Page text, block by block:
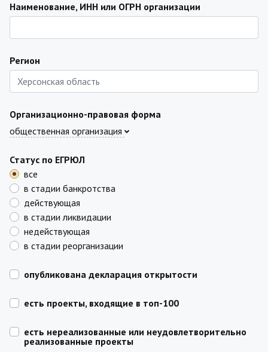
Наименование, ИНН или ОГРН организации
Регион
Организационно-правовая форма
общественная организация
Статус по ЕГРЮЛ
все
в стадии банкротства
действующая
в стадии ликвидации
недействующая
в стадии реорганизации
опубликована декларация открытости
есть проекты, входящие в топ-100
есть нереализованные или неудовлетворительно
реализованные проекты